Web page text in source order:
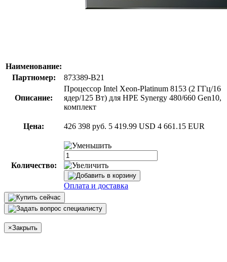
Наименование:
Партномер:
873389-B21
Описание:
Процессор Intel Xeon-Platinum 8153 (2 ГГц/16
ядер/125 Вт) для HPE Synergy 480/660 Gen10,
комплект
Цена: 426 398 руб. 5 419.99 USD 4 661.15 EUR
Количество:
Оплата и доставка
×Закрыть